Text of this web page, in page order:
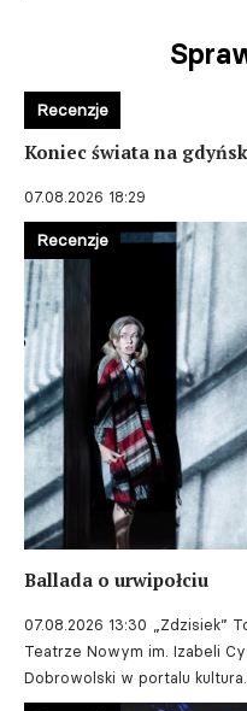
Koniec świata na
07.08.2026 18:29
Recenzje
Ballada o urwipołciu
07.08.2026 13:30 „Zdzisiek”
Teatrze Nowym im. Izabeli
Dobrowolski w portalu
Recenzje